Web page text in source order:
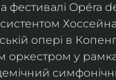
фестивалі Opéra
опері в
у